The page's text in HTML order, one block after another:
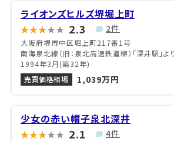
ライオンズヒルズ堺堀上町
2.3 2件
大阪府堺市中区堀上町217番1号
南海泉北線（旧：泉北高速鉄道線）「深井駅」
1994年3月(築32年)
売買価格相場
1,039万円
少女の赤い帽子泉北深井
2.1 4件